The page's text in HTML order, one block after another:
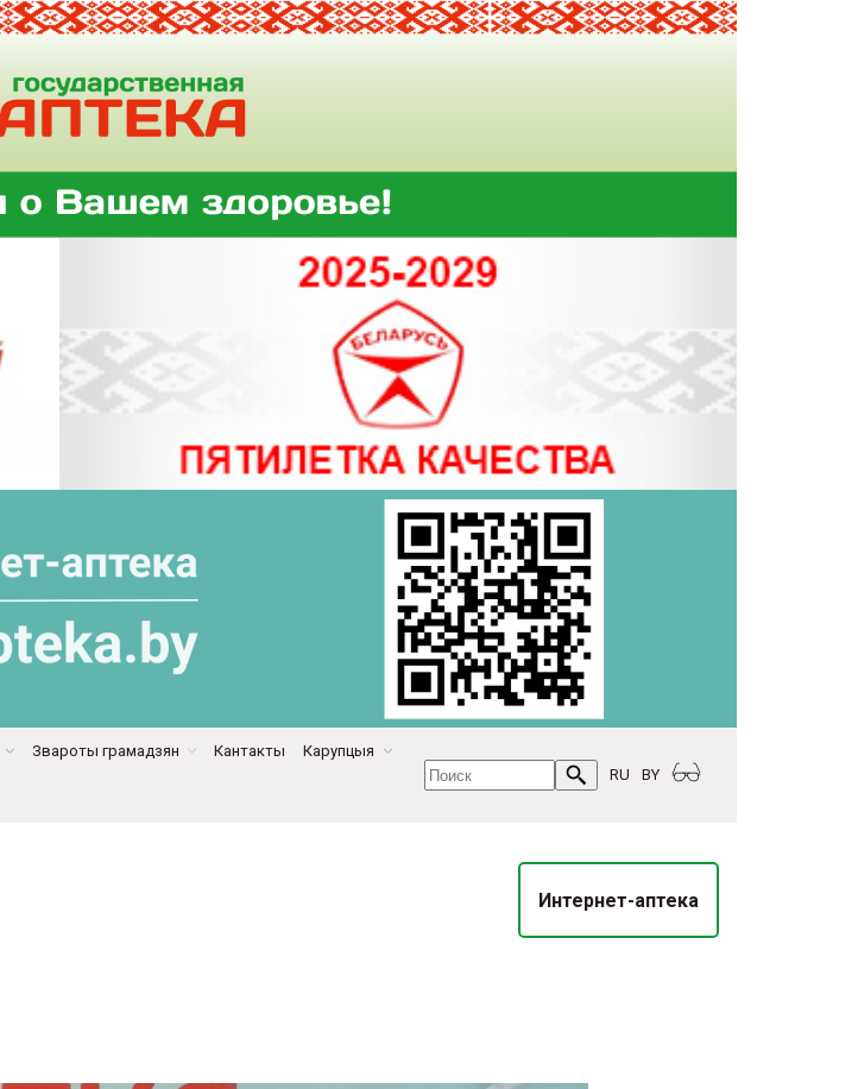
Звароты грамадзян Кантакты Карупцыя
RU BY
Интернет-аптека